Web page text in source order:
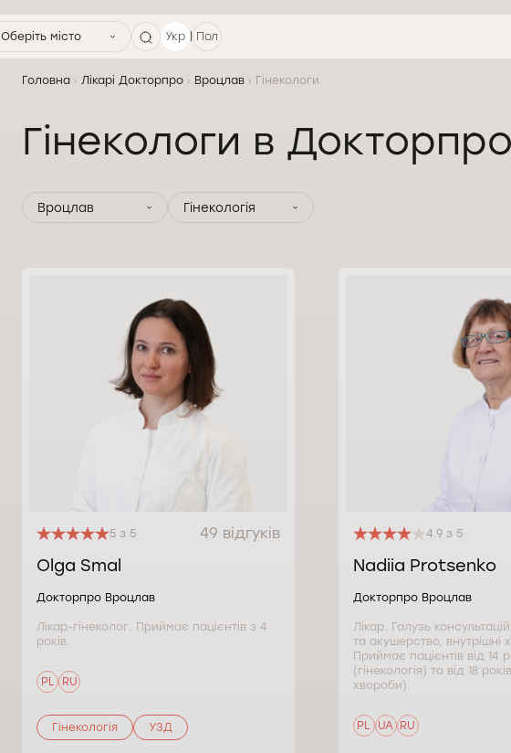
Оберіть місто Укр | Пол
Головна Лікарі Докторпро Вроцлав Гінекологи
Гінекологи в
Вроцлав Гінекологія
5 з 5 49 відгуків
Olga Smal
Докторпро Вроцлав
Лікар-гінеколог. Приймає пацієнтів з 4
років.
PL RU
Гінекологія УЗД
4.9 з 5
Nadiia Protsenko
Докторпро Вроцлав
Лікар. Галузь
та акушерство, внутрішні
Приймає пацієнтів від 14
(гінекологія) та від 18
хвороби).
PL UA RU